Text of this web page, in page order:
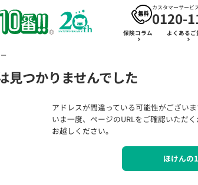
カスタマーサービ
0120-
保険コラム よくあるご
見つかりませんでした
アドレスが間違っている可能性がございま
いま一度、ページのURLをご確認いただ
お越しください。
ほけんの